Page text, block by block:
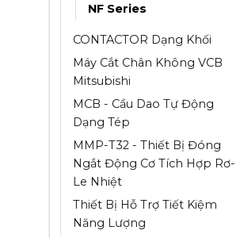
NF Series
CONTACTOR Dạng Khối
Máy Cắt Chân Không VCB
Mitsubishi
MCB - Cầu Dao Tự Động
Dạng Tép
MMP-T32 - Thiết Bị Đóng
Ngắt Động Cơ Tích Hợp Rơ-
Le Nhiệt
Thiết Bị Hỗ Trợ Tiết Kiệm
Năng Lượng